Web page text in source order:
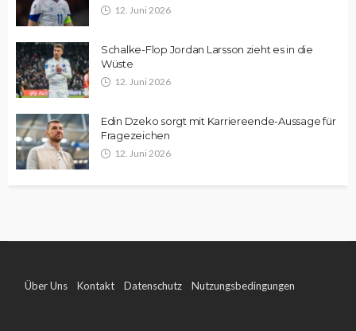
12. Juni 2026
Schalke-Flop Jordan Larsson zieht es in die
Wüste
12. Juni 2026
Edin Dzeko sorgt mit Karriereende-Aussage für
Fragezeichen
12. Juni 2026
Über Uns Kontakt Datenschutz Nutzungsbedingungen